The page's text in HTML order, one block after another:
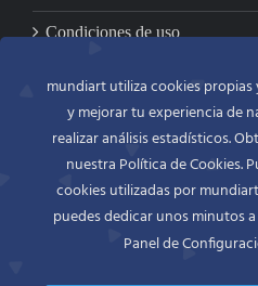
Condiciones de uso
CONTACTO
MUNDIART
Miniaturas en metal, S.L.
C/. Bailén, 54 bajo
46100 BURJASSOT (Valencia)
España (Spain)
mundiart utiliza cookies
y mejorar tu experiencia de
realizar análisis estadísticos.
nuestra Política de Cookies.
cookies utilizadas por
puedes dedicar unos minutos
Panel de